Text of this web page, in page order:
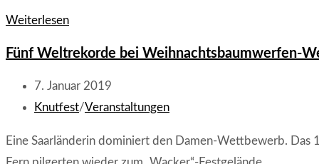
WeiterlesenWeidenthaler
geht
in
die
Runde
Fünf Weltrekorde bei Weihnachtsbaumwerfen-
Beitrag
veröffentlicht:
7. Januar 2019
Beitrags-
Knutfest/Veranstaltungen
Eine Saarländerin dominiert den Damen-Wettbewerb.